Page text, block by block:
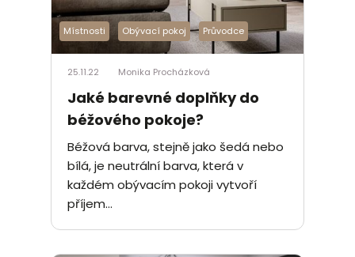
Místnosti Obývací pokoj Průvodce
25.11.22 Monika Procházková
Jaké barevné doplňky do
béžového pokoje?
Béžová barva, stejně jako šedá nebo
bílá, je neutrální barva, která v
každém obývacím pokoji vytvoří
příjem...